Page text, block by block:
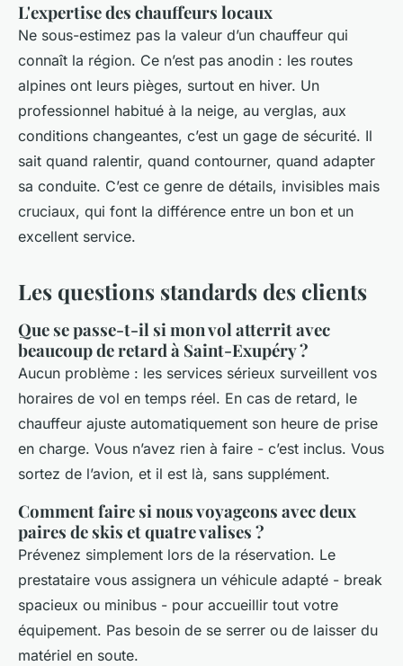
L'expertise des chauffeurs locaux
Ne sous-estimez pas la valeur d’un chauffeur qui
connaît la région. Ce n’est pas anodin : les routes
alpines ont leurs pièges, surtout en hiver. Un
professionnel habitué à la neige, au verglas, aux
conditions changeantes, c’est un gage de sécurité. Il
sait quand ralentir, quand contourner, quand adapter
sa conduite. C’est ce genre de détails, invisibles mais
cruciaux, qui font la différence entre un bon et un
excellent service.
Les questions standards des clients
Que se passe-t-il si mon vol atterrit avec
beaucoup de retard à Saint-Exupéry ?
Aucun problème : les services sérieux surveillent vos
horaires de vol en temps réel. En cas de retard, le
chauffeur ajuste automatiquement son heure de prise
en charge. Vous n’avez rien à faire - c’est inclus. Vous
sortez de l’avion, et il est là, sans supplément.
Comment faire si nous voyageons avec deux
paires de skis et quatre valises ?
Prévenez simplement lors de la réservation. Le
prestataire vous assignera un véhicule adapté - break
spacieux ou minibus - pour accueillir tout votre
équipement. Pas besoin de se serrer ou de laisser du
matériel en soute.